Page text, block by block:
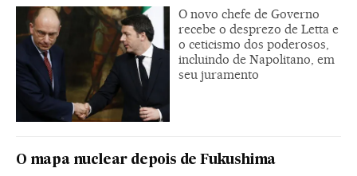
O novo chefe de Governo
recebe o desprezo de Letta e
o ceticismo dos poderosos,
incluindo de Napolitano, em
seu juramento
O mapa nuclear depois de Fukushima